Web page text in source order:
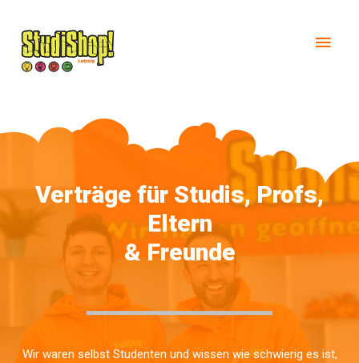
Verträge für Studis, Profs,
Eltern
& Freunde
Wir waren selbst Studenten und wissen wie schwierig es ist,